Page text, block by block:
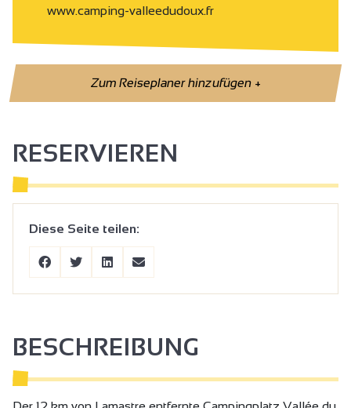
www.camping-valleedudoux.fr
Zum Reiseplaner hinzufügen+
RESERVIEREN
Diese Seite teilen:
BESCHREIBUNG